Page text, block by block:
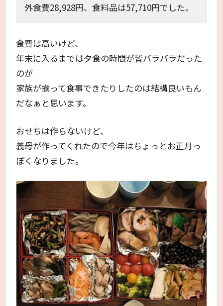
外食費28,928円、食料品は57,710円でした。
食費は高いけど、
年末に入るまでは夕食の時間が皆バラバラだった
のが
家族が揃って食事できたりしたのは結構良いもん
だなぁと思います。
おせちは作らないけど、
義母が作ってくれたので今年はちょっとお正月っ
ぽくなりました。